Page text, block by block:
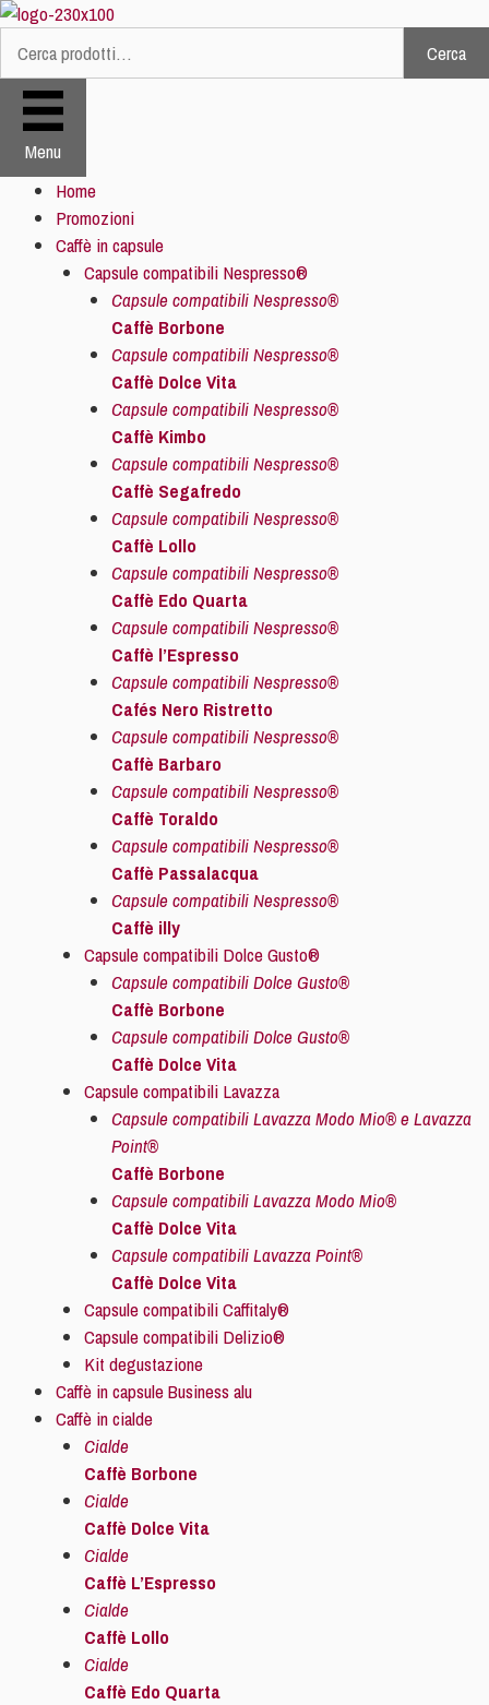
Vai
contenuto
Cerca: Cerca
Menu
Home
Promozioni
Caffè in capsule
Capsule compatibili Nespresso®
Capsule compatibili Nespresso®
Caffè Borbone
Capsule compatibili Nespresso®
Caffè Dolce Vita
Capsule compatibili Nespresso®
Caffè Kimbo
Capsule compatibili Nespresso®
Caffè Segafredo
Capsule compatibili Nespresso®
Caffè Lollo
Capsule compatibili Nespresso®
Caffè Edo Quarta
Capsule compatibili Nespresso®
Caffè l’Espresso
Capsule compatibili Nespresso®
Cafés Nero Ristretto
Capsule compatibili Nespresso®
Caffè Barbaro
Capsule compatibili Nespresso®
Caffè Toraldo
Capsule compatibili Nespresso®
Caffè Passalacqua
Capsule compatibili Nespresso®
Caffè illy
Capsule compatibili Dolce Gusto®
Capsule compatibili Dolce Gusto®
Caffè Borbone
Capsule compatibili Dolce Gusto®
Caffè Dolce Vita
Capsule compatibili Lavazza
Capsule compatibili Lavazza Modo Mio® e Lavazza
Point®
Caffè Borbone
Capsule compatibili Lavazza Modo Mio®
Caffè Dolce Vita
Capsule compatibili Lavazza Point®
Caffè Dolce Vita
Capsule compatibili Caffitaly®
Capsule compatibili Delizio®
Kit degustazione
Caffè in capsule Business alu
Caffè in cialde
Cialde
Caffè Borbone
Cialde
Caffè Dolce Vita
Cialde
Caffè L’Espresso
Cialde
Caffè Lollo
Cialde
Caffè Edo Quarta